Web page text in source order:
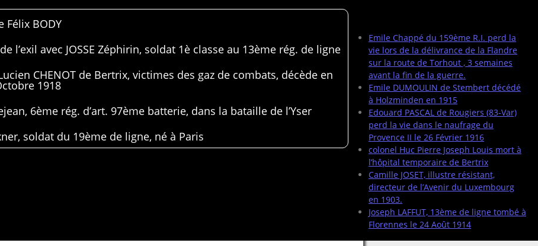
Emile Chappé du 159ème R.I. perd la
vie lors de la délivrance de la Flandre
sur la route de Torhout , 3 semaines
avant la fin de la guerre.
Emile DUMOULIN de Stembert décédé
à Holzminden en 1915
Edouard PASCAL de Rougiers (83-Var)
perd la vie dans le naufrage du
Provence II le 26 Février 1916
colonel Huc Pierre Joseph Louis mort à
l’hôpital temporaire de Bertrix
Camille JOSET, illustre résistant,
directeur de l’Avenir du Luxembourg
en 1903.
Joseph LAFFUT, 13ème de ligne tombé à
Florennes le 24 Août 1914
Félix BODY
l’exil avec JOSSE Zéphirin, soldat 1è classe au 13ème rég. de ligne
CHENOT de Bertrix, victimes des gaz de combats, décède en
1918
6ème rég. d’art. 97ème batterie, dans la bataille de l’Yser
soldat du 19ème de ligne, né à Paris